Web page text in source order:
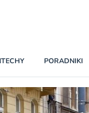
BEZPIECZEŃSTWO
INNI NAPISALI
PORADNIKI